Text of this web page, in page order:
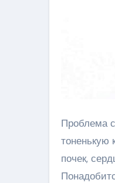
Проблема
тоненькую
почек,